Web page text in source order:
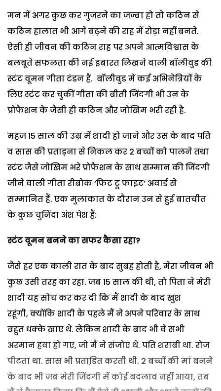
मन में अगर कुछ कर गुजरने का जज्बा हो तो कठिन से
कठिन हालात भी आगे बढ़ने की राह में रोड़ा नहीं बनते.
ऐसी ही जीवन की कठिन राह पर अपने आत्मविश्वास के
बलबूते सफलता की नई इबारत लिखने वाली बॉलीवुड की
स्टंट वूमन गीता टंडन हैं. बॉलीवुड में कई अभिनेत्रियों के
लिए स्टंट कर चुकीं गीता की बीती जिंदगी भी उन के
प्रोफैशन के जैसी ही कठिन और जोखिम भरी रही है.
महज 15 साल की उम्र में शादी हो जाने और उस के बाद पति
व सास की प्रताड़ना से निकल कर 2 बच्चों को पालने तथा
स्टंट जैसे जोखिम भरे प्रोफैशन के साथ सम्मान की जिंदगी
जीने वाली गीता रीबोक ‘फिट टू फाइट’ अवार्ड से
सम्मानित हैं. एक मुलाकात के दौरान उन से हुई बातचीत
के कुछ चुनिंदा अंश पेश हैं:
स्टंट वूमन बनने का सफर कैसा रहा?
जैसे हर एक काली रात के बाद सुबह होती है, मेरा जीवन भी
कुछ उसी तरह का रहा. जब 15 साल की थी, तो पिता ने मेरी
शादी यह सोच कर कर दी कि मैं शादी के बाद खुश
रहूंगी, क्योंकि शादी के पहले मैं ने अपने परिवार के साथ
बहुत धक्के खाए थे. लेकिन शादी के बाद भी वे सभी
अरमान हवा हो गए, जो मैं ने संजोए थे. पति शराबी था. रोज
पीटता था. सास भी प्रताडि़त करती थी. 2 बच्चों की मां बनने
के बाद भी जब मेरी जिंदगी में कोई बदलाव नहीं आया, तब